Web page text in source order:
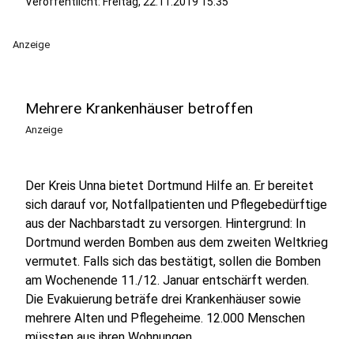
Anzeige
Mehrere Krankenhäuser betroffen
Anzeige
Der Kreis Unna bietet Dortmund Hilfe an. Er bereitet
sich darauf vor, Notfallpatienten und Pflegebedürftige
aus der Nachbarstadt zu versorgen. Hintergrund: In
Dortmund werden Bomben aus dem zweiten Weltkrieg
vermutet. Falls sich das bestätigt, sollen die Bomben
am Wochenende 11./12. Januar entschärft werden.
Die Evakuierung beträfe drei Krankenhäuser sowie
mehrere Alten und Pflegeheime. 12.000 Menschen